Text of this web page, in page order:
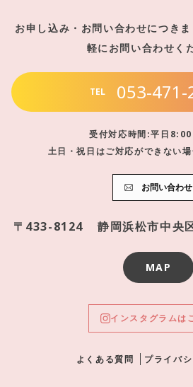
お申し込み・お問い合わせにつき
軽にお問い合わせく
TEL 053-471-
受付対応時間:平日
土日・祝日はご対応ができない場
お問い合わせ
〒433-8124 静岡浜松市中央
MAP
インスタグラムは
よくある質問 プライバ